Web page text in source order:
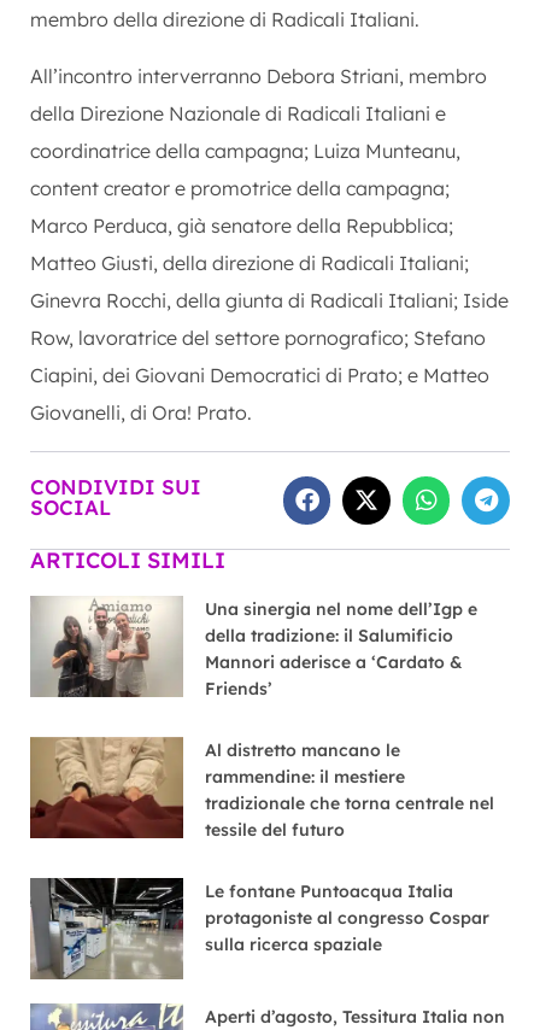
membro della direzione di Radicali Italiani.
All’incontro interverranno Debora Striani, membro
della Direzione Nazionale di Radicali Italiani e
coordinatrice della campagna; Luiza Munteanu,
content creator e promotrice della campagna;
Marco Perduca, già senatore della Repubblica;
Matteo Giusti, della direzione di Radicali Italiani;
Ginevra Rocchi, della giunta di Radicali Italiani; Iside
Row, lavoratrice del settore pornografico; Stefano
Ciapini, dei Giovani Democratici di Prato; e Matteo
Giovanelli, di Ora! Prato.
CONDIVIDI SUI
SOCIAL
ARTICOLI SIMILI
Una sinergia nel nome dell’Igp e
della tradizione: il Salumificio
Mannori aderisce a ‘Cardato &
Friends’
Al distretto mancano le
rammendine: il mestiere
tradizionale che torna centrale nel
tessile del futuro
Le fontane Puntoacqua Italia
protagoniste al congresso Cospar
sulla ricerca spaziale
Aperti d’agosto, Tessitura Italia non